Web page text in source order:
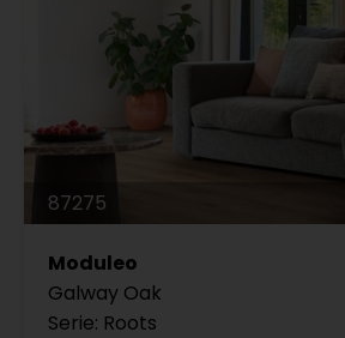
87275
Moduleo
Galway Oak
Serie: Roots